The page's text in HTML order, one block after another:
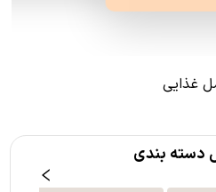
غذایی
دسته بندی